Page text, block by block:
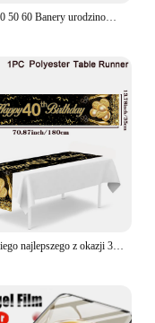
Happy 40 50 60 Banery urodzinowe 40 50 60 Urodziny Party Decor Dorośli Czarno-złoty baner urodzinowy Materiały imprezowe
Wszystkiego najlepszego z okazji 30. 40. 50. urodzinowy bieżnik na stół czarne złoto dekoracje na przyjęcie urodzinowe 30 40 50 lat materiały na przyjęcie urodzinowe